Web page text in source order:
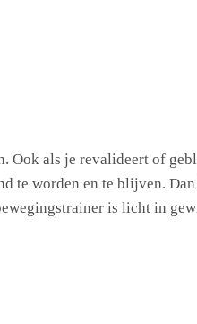
als je revalideert of
te worden en te blijven.
is licht in